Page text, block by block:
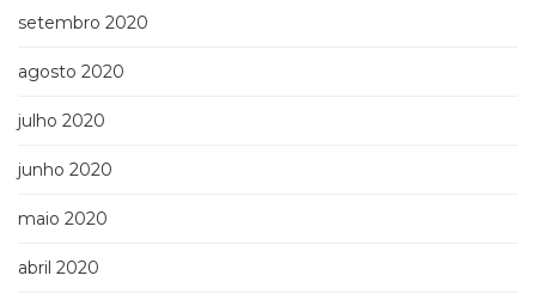
setembro 2020
agosto 2020
julho 2020
junho 2020
maio 2020
abril 2020